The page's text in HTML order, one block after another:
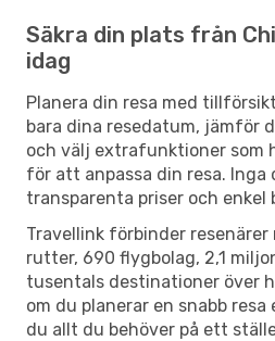
Säkra din plats från
idag
Planera din resa med
bara dina resedatum, jämför
och välj extrafunktioner som
för att anpassa din resa. Inga
transparenta priser och enkel
Travellink förbinder resenärer
rutter, 690 flygbolag, 2,1
tusentals destinationer över
om du planerar en snabb
du allt du behöver på ett